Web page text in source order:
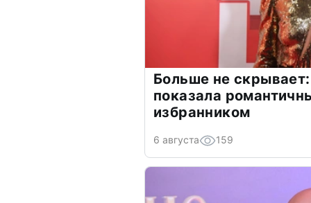
Больше не
показала
избранником
6 августа 159